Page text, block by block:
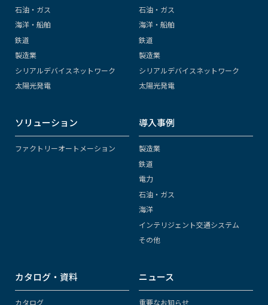
石油・ガス
海洋・船舶
鉄道
製造業
シリアルデバイスネットワーク
太陽光発電
石油・ガス
海洋・船舶
鉄道
製造業
シリアルデバイスネットワーク
太陽光発電
ソリューション
ファクトリーオートメーション
導入事例
製造業
鉄道
電力
石油・ガス
海洋
インテリジェント交通システム
その他
カタログ・資料
カタログ
ニュース
重要なお知らせ